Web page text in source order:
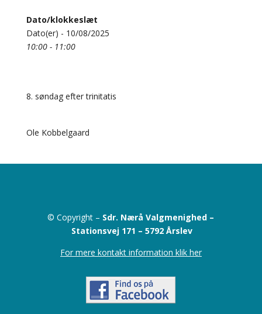
Dato/klokkeslæt
Dato(er) - 10/08/2025
10:00 - 11:00
8. søndag efter trinitatis
Ole Kobbelgaard
© Copyright – Sdr. Nærå Valgmenighed –
Stationsvej 171 –5792 Årslev
For mere kontakt information klik her